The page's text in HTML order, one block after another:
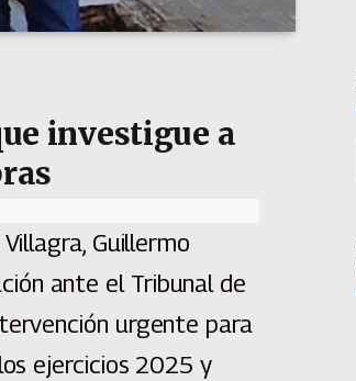
investigue a
Guillermo
ante el Tribunal de
urgente para
ejercicios 2025 y